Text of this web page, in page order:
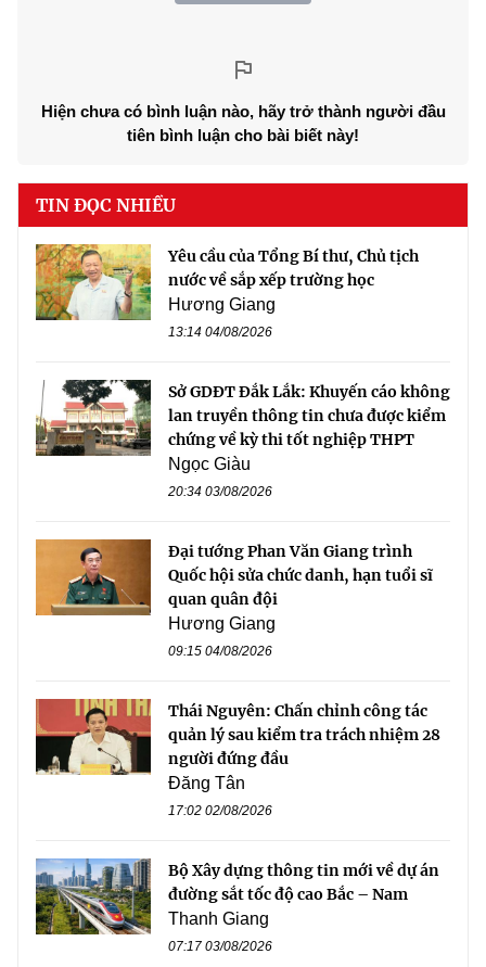
Hiện chưa có bình luận nào, hãy trở thành người đầu
tiên bình luận cho bài biết này!
TIN ĐỌC NHIỀU
Yêu cầu của Tổng Bí thư, Chủ tịch
nước về sắp xếp trường học
Hương Giang
13:14 04/08/2026
Sở GDĐT Đắk Lắk: Khuyến cáo không
lan truyền thông tin chưa được kiểm
chứng về kỳ thi tốt nghiệp THPT
Ngọc Giàu
20:34 03/08/2026
Đại tướng Phan Văn Giang trình
Quốc hội sửa chức danh, hạn tuổi sĩ
quan quân đội
Hương Giang
09:15 04/08/2026
Thái Nguyên: Chấn chỉnh công tác
quản lý sau kiểm tra trách nhiệm 28
người đứng đầu
Đăng Tân
17:02 02/08/2026
Bộ Xây dựng thông tin mới về dự án
đường sắt tốc độ cao Bắc – Nam
Thanh Giang
07:17 03/08/2026